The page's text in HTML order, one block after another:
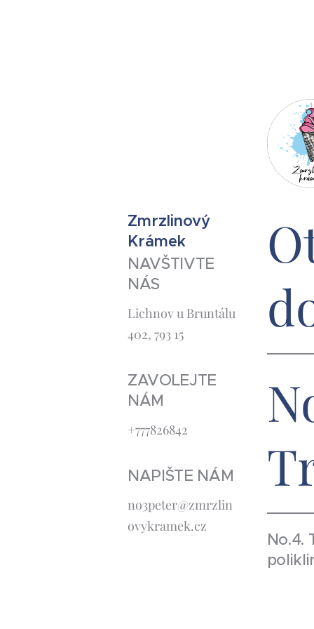
Zmrzlinový
Krámek
NAVŠTIVTE
NÁS
Lichnov u Bruntálu
402, 793 15
ZAVOLEJTE
NÁM
+777826842
NAPIŠTE NÁM
no3peter@zmrzlin
ovykramek.cz
No.4.